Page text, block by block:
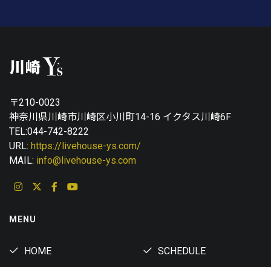
〒210-0023
神奈川県川崎市川崎区小川町14-16 イクタス川崎6F
TEL:044-742-8222
URL: https://livehouse-ys.com/
MAIL: info@livehouse-ys.com
MENU
HOME
SCHEDULE